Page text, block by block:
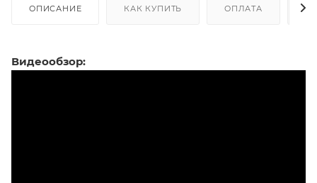
ОПИСАНИЕ КАК КУПИТЬ ОПЛАТА
Видеообзор: